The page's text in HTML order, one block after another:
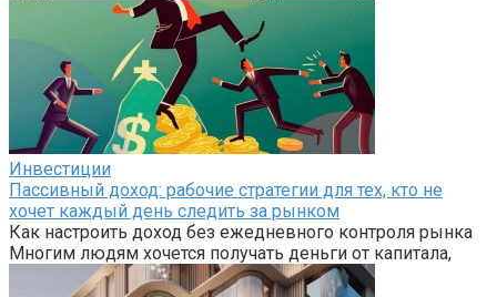
Инвестиции
Пассивный доход: рабочие стратегии для тех, кто не
хочет каждый день следить за рынком
Как настроить доход без ежедневного контроля рынка
Многим людям хочется получать деньги от капитала,